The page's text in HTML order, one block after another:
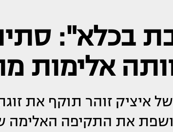
בכלא":
אלימות
איציק זוהר תוקף את
את התקיפה האלימה